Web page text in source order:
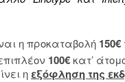
η προκαταβολή 150€
100€κατ’
η εξόφληση της